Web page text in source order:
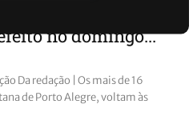
de Ivoti também
no domingo...
Da redação | Os mais de 16
de Porto Alegre, voltam às